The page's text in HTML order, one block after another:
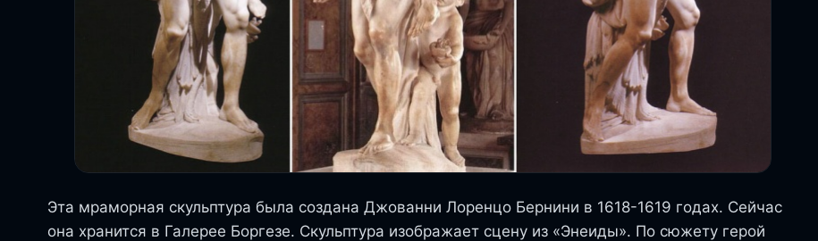
Эта мраморная скульптура была создана Джованни Лоренцо Бернини в 1618-1619 годах. Сейчас
она хранится в Галерее Боргезе. Скульптура изображает сцену из «Энеиды». По сюжету герой